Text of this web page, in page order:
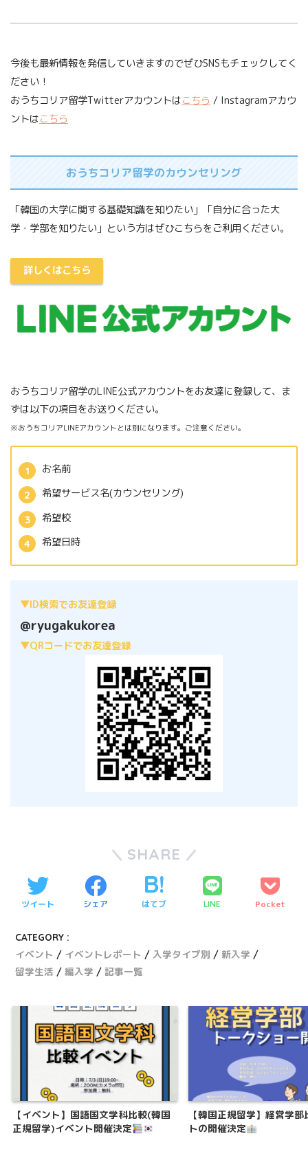
今後も最新情報を発信していきますのでぜひSNSもチェックしてく
ださい！
おうちコリア留学Twitterアカウントはこちら / Instagramアカウ
ントはこちら
おうちコリア留学のカウンセリング
「韓国の大学に関する基礎知識を知りたい」「自分に合った大
学・学部を知りたい」という方はぜひこちらをご利用ください。
詳しくはこちら
おうちコリア留学のLINE公式アカウントをお友達に登録して、ま
ずは以下の項目をお送りください。
※おうちコリアLINEアカウントとは別になります。ご注意ください。
お名前
希望サービス名(カウンセリング)
希望校
希望日時
▼ID検索でお友達登録
@ryugakukorea
▼QRコードでお友達登録
SHARE
ツイート シェア はてブ LINE Pocket
CATEGORY :
イベント
イベントレポート 入学タイプ別
新入学
留学生活
編入学 記事一覧
【イベント】国語国文学科比較(韓国
正規留学)イベント開催決定
【韓国正規留学】経営学
トの開催決定